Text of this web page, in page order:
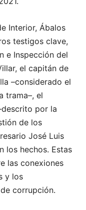
Interior, Ábalos
testigos clave,
e Inspección del
el capitán de
–considerado el
trama–, el
por la
de los
José Luis
los hechos. Estas
las conexiones
y los
corrupción.